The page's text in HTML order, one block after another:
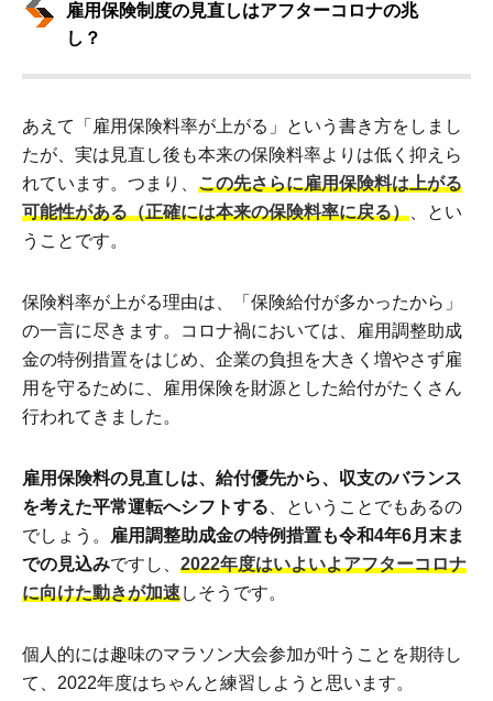
雇用保険制度の見直しはアフターコロナの兆
し？
あえて「雇用保険料率が上がる」という書き方をしまし
たが、実は見直し後も本来の保険料率よりは低く抑えら
れています。つまり、 この先さらに雇用保険料は上がる
可能性がある（正確には本来の保険料率に戻る） 、とい
うことです。
保険料率が上がる理由は、「保険給付が多かったから」
の一言に尽きます。コロナ禍においては、雇用調整助成
金の特例措置をはじめ、企業の負担を大きく増やさず雇
用を守るために、雇用保険を財源とした給付がたくさん
行われてきました。
雇用保険料の見直しは、給付優先から、収支のバランス
を考えた平常運転へシフトする 、ということでもあるの
でしょう。
雇用調整助成金の特例措置も令和4年6月末ま
での見込みですし、 2022年度はいよいよアフターコロナ
に向けた動きが加速しそうです。
個人的には趣味のマラソン大会参加が叶うことを期待し
て、2022年度はちゃんと練習しようと思います。